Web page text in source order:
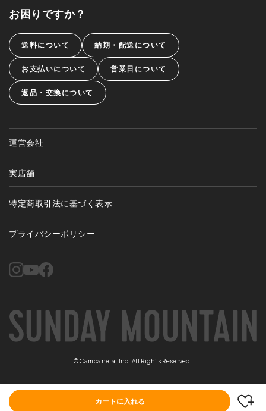
お困りですか？
送料について 納期・配送について
お支払いについて 営業日について
返品・交換について
運営会社
実店舗
特定商取引法に基づく表示
プライバシーポリシー
©Campanela, Inc. All Rights Reserved.
カートに入れる